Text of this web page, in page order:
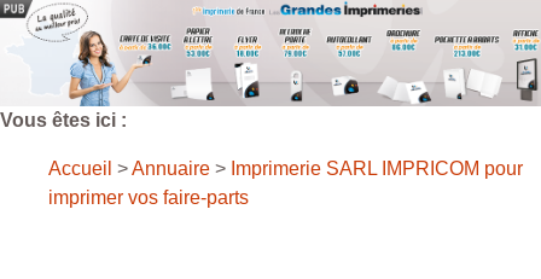
Vous êtes ici :
Accueil >Annuaire > Imprimerie SARL IMPRICOM pour
imprimer vos faire-parts